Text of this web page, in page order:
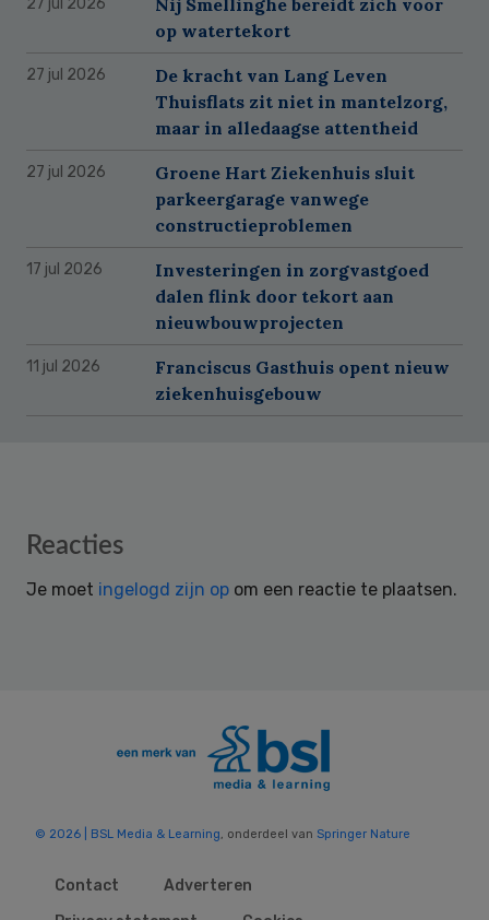
op watertekort
27 jul 2026
De kracht van Lang Leven
Thuisflats zit niet in mantelzorg,
maar in alledaagse attentheid
27 jul 2026
Groene Hart Ziekenhuis sluit
parkeergarage vanwege
constructieproblemen
17 jul 2026
Investeringen in zorgvastgoed
dalen flink door tekort aan
nieuwbouwprojecten
11 jul 2026
Franciscus Gasthuis opent nieuw
ziekenhuisgebouw
Reader
Reacties
Je moet ingelogd zijn op om een reactie te plaatsen.
© 2026 | BSL Media & Learning , onderdeel van Springer Nature
Contact
Adverteren